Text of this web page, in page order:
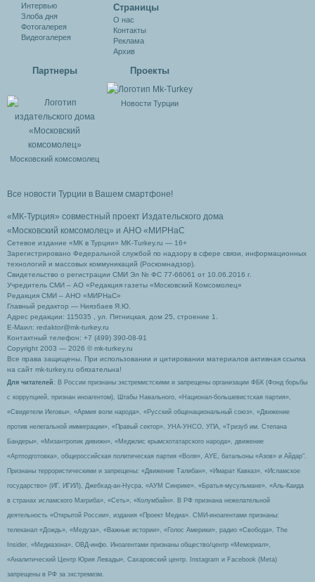
Интервью
Злоба дня
Фотогалерея
Видеогалерея
Cтраницы
О нас
Контакты
Реклама
Архив
Партнеры
Московский комсомолец
Проекты
Новости Турции
Все новости Турции в Вашем смартфоне!
«МК-Турция» совместный проект Издательского дома
«Московский комсомолец» и АНО «МИРНаС
Сетевое издание «МК в Турции» MK-Turkey.ru — 16+
Зарегистрировано Федеральной службой по надзору в сфере связи, информационных
технологий и массовых коммуникаций (Роскомнадзор).
Свидетельство о регистрации СМИ Эл № ФС 77-66061 от 10.06.2016 г.
Учредитель СМИ – АО «Редакция газеты «Московский Комсомолец»
Редакция СМИ – АНО «МИРНаС»
Главный редактор — Ниязбаев Я.Ю.
Адрес редакции: 115035 , ул. Пятницкая, дом 25, строение 1.
Е-Маил: redaktor@mk-turkey.ru
Контактный телефон: +7 (499) 390-08-91
Copyright 2003 — 2026 © mk-turkey.ru
Все права защищены. При использовании и цитировании материалов активная ссылка
на сайт mk-turkey.ru обязательна!
Для читателей : В России признаны экстремистскими и запрещены организации ФБК (Фонд борьбы
с коррупцией, признан иноагентом), Штабы Навального, «Национал-большевистская партия»,
«Свидетели Иеговы», «Армия воли народа», «Русский общенациональный союз», «Движение
против нелегальной иммиграции», «Правый сектор», УНА-УНСО, УПА, «Тризуб им. Степана
Бандеры», «Мизантропик дивижн», «Меджлис крымскотатарского народа», движение
«Артподготовка», общероссийская политическая партия «Воля», АУЕ, батальоны «Азов» и Айдар″.
Признаны террористическими и запрещены: «Движение Талибан», «Имарат Кавказ», «Исламское
государство» (ИГ, ИГИЛ), Джебхад-ан-Нусра, «АУМ Синрике», «Братья-мусульмане», «Аль-Каида
в странах исламского Магриба», «Сеть», «Колумбайн». В РФ признана нежелательной
деятельность «Открытой России», издания «Проект Медиа». СМИ-иноагентами признаны:
телеканал «Дождь», «Медуза», «Важные истории», «Голос Америки», радио «Свобода», The
Insider, «Медиазона», ОВД-инфо. Иноагентами признаны общество/центр «Мемориал»,
«Аналитический Центр Юрия Левады», Сахаровский центр. Instagram и Facebook (Metа)
запрещены в РФ за экстремизм.